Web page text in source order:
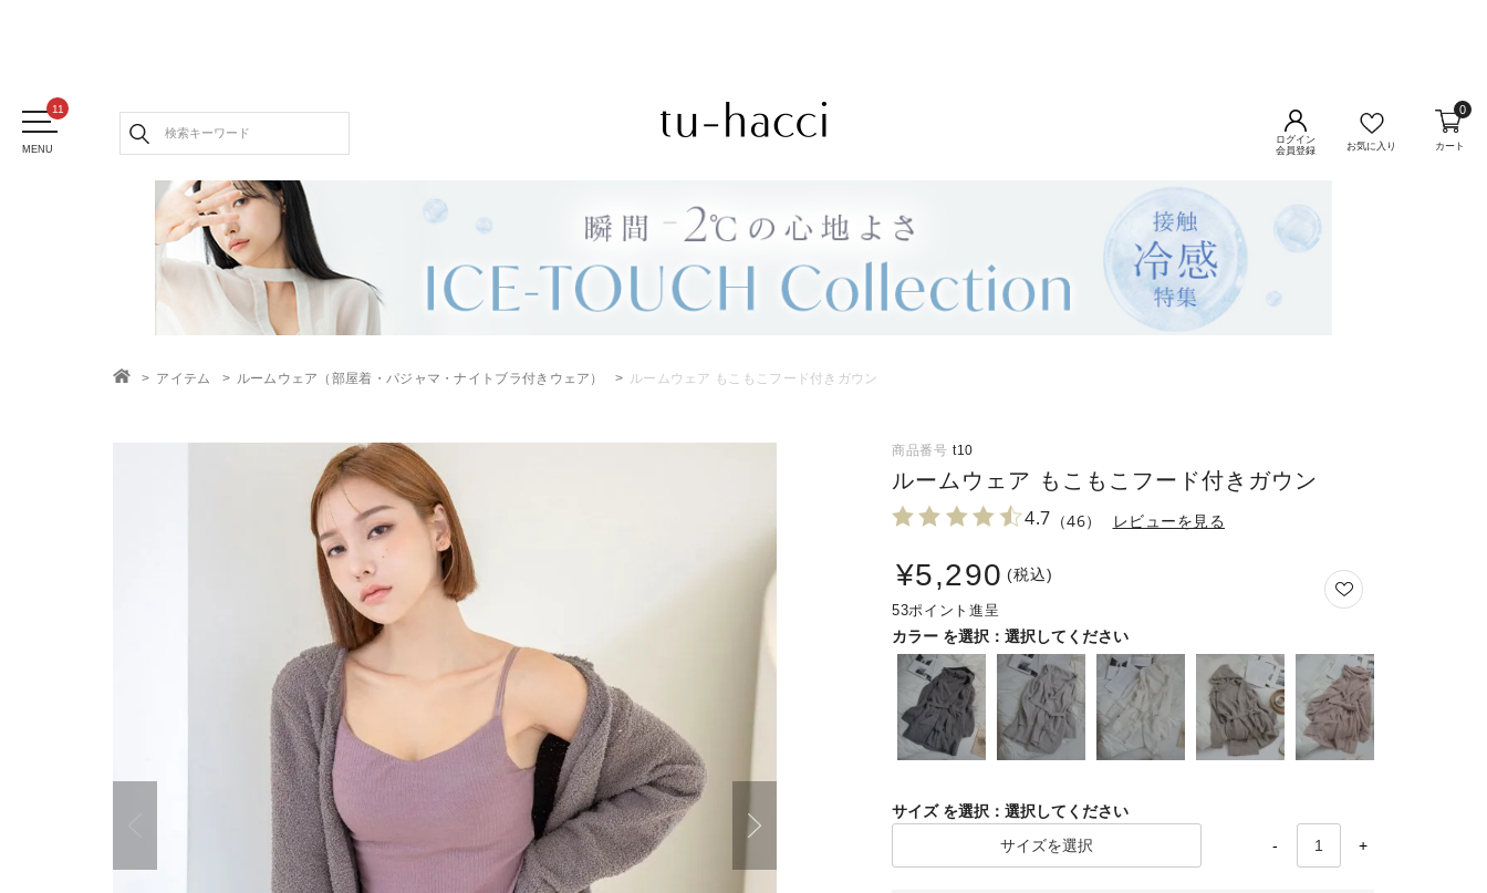
MENU
ログイン
会員登録
お気に入り カート
0
アイテム ルームウェア（部屋着・パジャマ・ナイトブラ付きウェア） ルームウェア もこもこフード付きガウン
商品番号 t10
ルームウェア もこもこフード付きガウン
4.7 （46） レビューを見る
¥5,290 税込
53
カラー 選択してください
サイズ
選択してください
-
+